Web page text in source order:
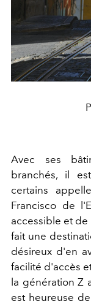
Avec ses
branchés, il
certains
Francisco de
accessible et de
fait une
désireux d'en
facilité d'accès
la génération Z
est heureuse